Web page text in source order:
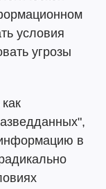
условия
угрозы
в